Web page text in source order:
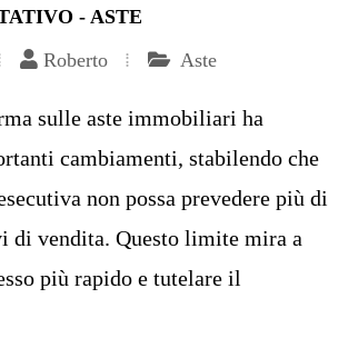
- ASTE
Roberto Aste
sulle aste immobiliari ha
cambiamenti, stabilendo che
non possa prevedere più di
di vendita. Questo limite mira a
più rapido e tutelare il